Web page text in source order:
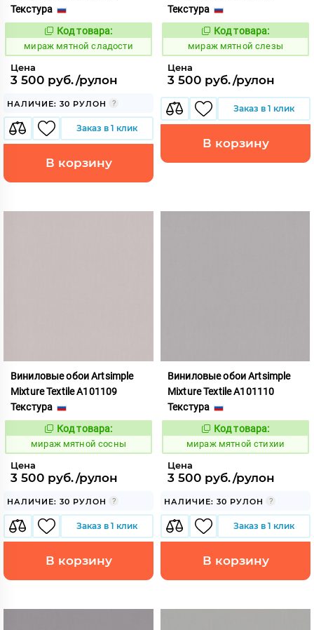
Текстура
992220
Код товара:
мираж мятной сладости
Цена
3 500 руб./рулон
НАЛИЧИЕ: 30 РУЛОН
Заказ в 1 клик
В корзину
Текстура
992221
Код товара:
мираж мятной слезы
Цена
3 500 руб./рулон
Заказ в 1 клик
В корзину
Виниловые обои Artsimple
Mixture Textile A101109
Текстура
992222
Код товара:
мираж мятной сосны
Цена
3 500 руб./рулон
НАЛИЧИЕ: 30 РУЛОН
Заказ в 1 клик
В корзину
Виниловые обои Artsimple
Mixture Textile A101110
Текстура
992223
Код товара:
мираж мятной стихии
Цена
3 500 руб./рулон
НАЛИЧИЕ: 30 РУЛОН
Заказ в 1 клик
В корзину